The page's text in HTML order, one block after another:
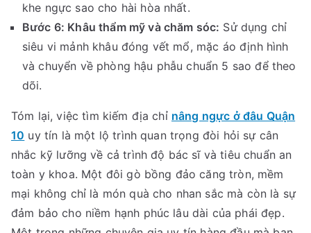
khe ngực sao cho hài hòa nhất.
Bước 6: Khâu thẩm mỹ và chăm sóc: Sử dụng chỉ
siêu vi mảnh khâu đóng vết mổ, mặc áo định hình
và chuyển về phòng hậu phẫu chuẩn 5 sao để theo
dõi.
Tóm lại, việc tìm kiếm địa chỉ nâng ngực ở đâu Quận
10 uy tín là một lộ trình quan trọng đòi hỏi sự cân
nhắc kỹ lưỡng về cả trình độ bác sĩ và tiêu chuẩn an
toàn y khoa. Một đôi gò bồng đảo căng tròn, mềm
mại không chỉ là món quà cho nhan sắc mà còn là sự
đảm bảo cho niềm hạnh phúc lâu dài của phái đẹp.